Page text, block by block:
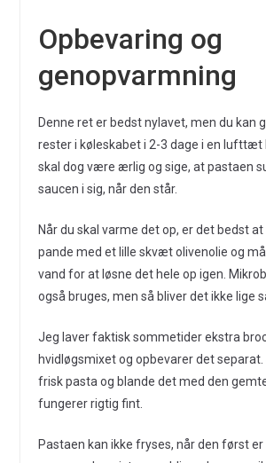
Opbevaring og
genopvarmning
Denne ret er bedst nylavet, men du kan
rester i køleskabet i 2-3 dage i en lufttæt
skal dog være ærlig og sige, at pastaen
saucen i sig, når den står.
Når du skal varme det op, er det bedst
pande med et lille skvæt olivenolie og
vand for at løsne det hele op igen.
også bruges, men så bliver det ikke lige
Jeg laver faktisk sommetider ekstra
hvidløgsmixet og opbevarer det separat.
frisk pasta og blande det med den
fungerer rigtig fint.
Pastaen kan ikke fryses, når den først